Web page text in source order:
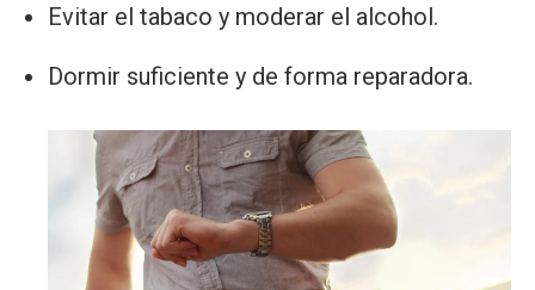
Evitar el tabaco y moderar el alcohol.
Dormir suficiente y de forma reparadora.